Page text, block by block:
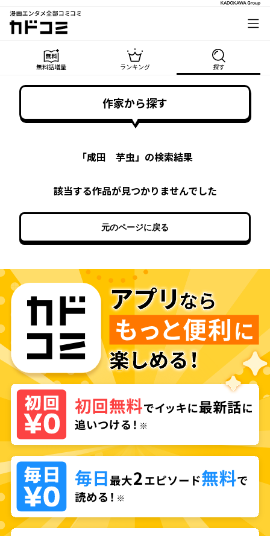
漫画エンタメ全部コミコミ
カドコミ
無料話増量 ランキング 探す
作家から探す
「成田 芋虫」の検索結果
該当する作品が見つかりませんでした
元のページに戻る